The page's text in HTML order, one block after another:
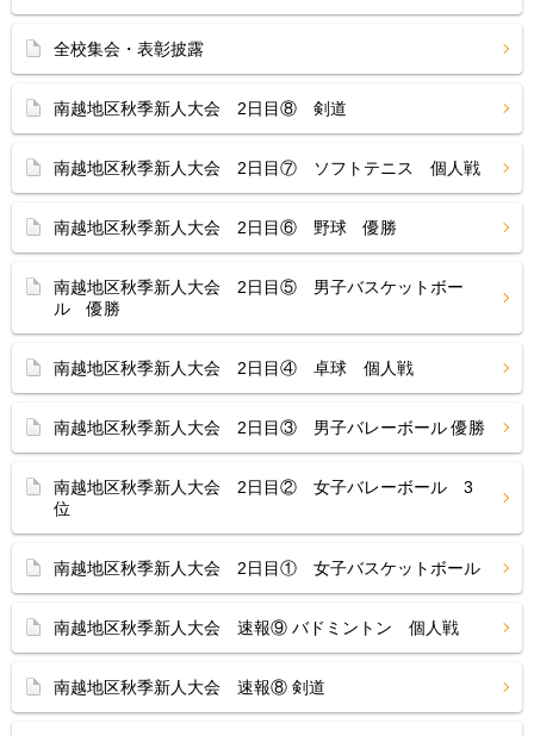
全校集会・表彰披露
南越地区秋季新人大会 2日目⑧ 剣道
南越地区秋季新人大会 2日目⑦ ソフトテニス 個人戦
南越地区秋季新人大会 2日目⑥ 野球 優勝
南越地区秋季新人大会 2日目⑤ 男子バスケットボー
ル 優勝
南越地区秋季新人大会 2日目④ 卓球 個人戦
南越地区秋季新人大会 2日目③ 男子バレーボール 優勝
南越地区秋季新人大会 2日目② 女子バレーボール 3
位
南越地区秋季新人大会 2日目① 女子バスケットボール
南越地区秋季新人大会 速報⑨ バドミントン 個人戦
南越地区秋季新人大会 速報⑧ 剣道